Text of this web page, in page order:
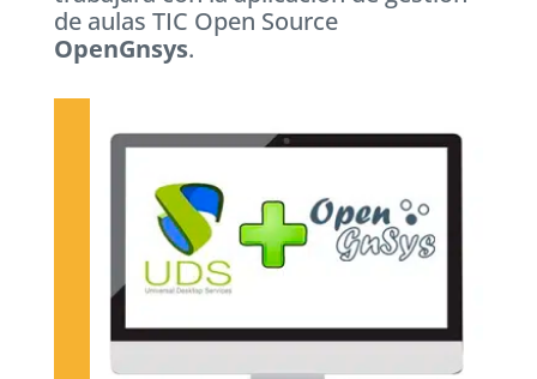
de aulas TIC Open Source
OpenGnsys.